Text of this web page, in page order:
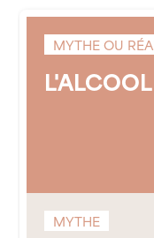
MYTHE OU
MYTHE